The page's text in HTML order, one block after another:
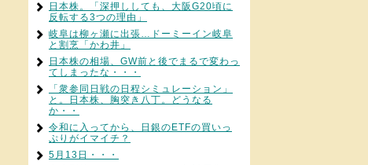
日本株。「深押ししても、大阪G20頃に
反転する3つの理由」
岐阜は柳ヶ瀬に出張…ドーミーイン岐阜
と割烹「かわ井」
日本株の相場、GW前と後でまるで変わっ
てしまったな・・・
「衆参同日戦の日程シミュレーション」
と。日本株、胸突き八丁。どうなる
か・・
令和に入ってから、日銀のETFの買いっ
ぷりがイマイチ？
5月13日・・・